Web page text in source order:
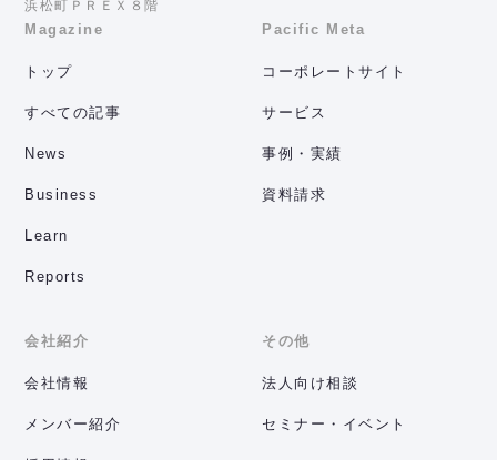
浜松町ＰＲＥＸ８階
Magazine
トップ
すべての記事
News
Business
Learn
Reports
Pacific Meta
コーポレートサイト
サービス
事例・実績
資料請求
会社紹介
会社情報
メンバー紹介
その他
法人向け相談
セミナー・イベント